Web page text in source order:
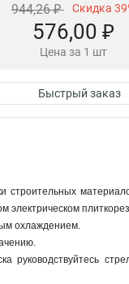
944,26 ₽ Скидка
576,00 ₽
Цена за 1 шт
Быстрый заказ
электрическом
охлаждением.
руководствуйтесь